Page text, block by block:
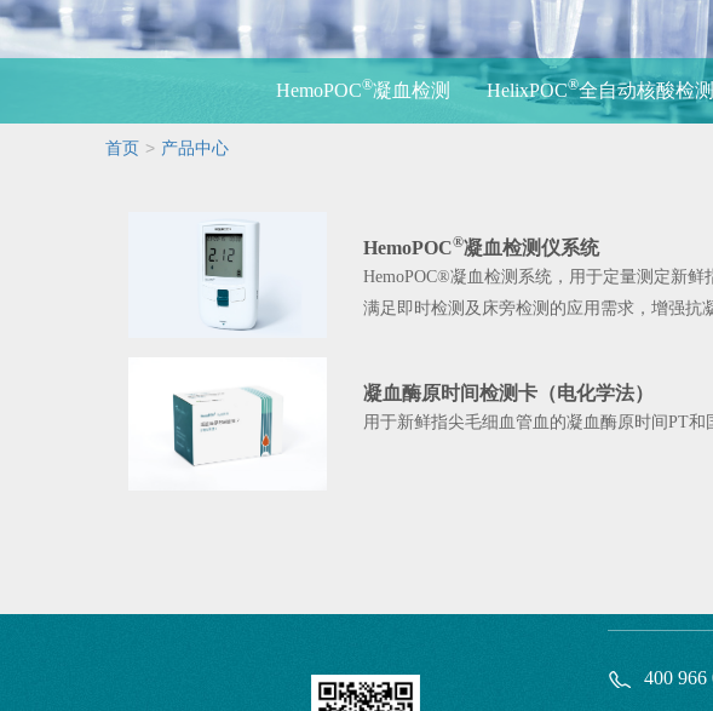
HemoPOC®凝血检测 HelixPOC®全自动核酸检
首页 > 产品中心
HemoPOC®凝血检测仪系统
HemoPOC®凝血检测系统，用于定量测定新
满足即时检测及床旁检测的应用需求，增强抗
凝血酶原时间检测卡（电化学法）
用于新鲜指尖毛细血管血的凝血酶原时间PT和
400 966